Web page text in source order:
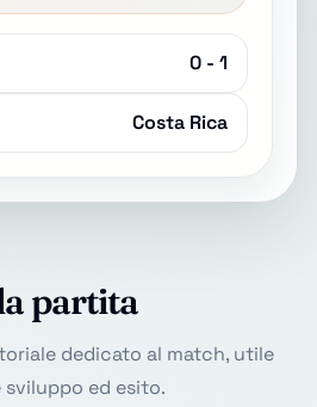
0 - 1
Costa Rica
partita
dedicato al match, utile
ed esito.